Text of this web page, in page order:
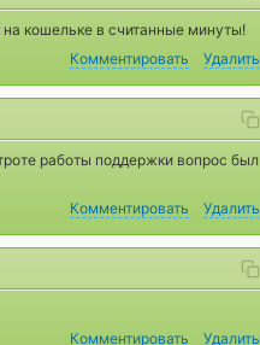
кошельке в считанные минуты!
Комментировать
Удалить
работы поддержки вопрос был
Комментировать
Удалить
Комментировать
Удалить